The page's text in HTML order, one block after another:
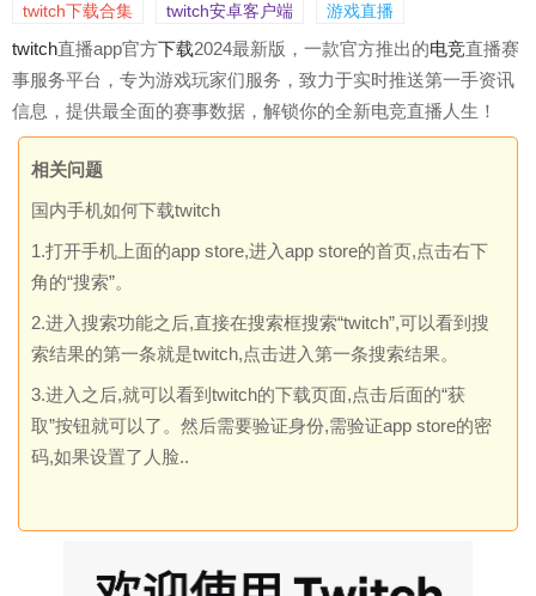
twitch下载合集 twitch安卓客户端 游戏直播
twitch直播app官方下载2024最新版，一款官方推出的电竞直播赛
事服务平台，专为游戏玩家们服务，致力于实时推送第一手资讯
信息，提供最全面的赛事数据，解锁你的全新电竞直播人生！
相关问题
国内手机如何下载twitch
1.打开手机上面的app store,进入app store的首页,点击右下
角的“搜索”。
2.进入搜索功能之后,直接在搜索框搜索“twitch”,可以看到搜
索结果的第一条就是twitch,点击进入第一条搜索结果。
3.进入之后,就可以看到twitch的下载页面,点击后面的“获
取”按钮就可以了。然后需要验证身份,需验证app store的密
码,如果设置了人脸..